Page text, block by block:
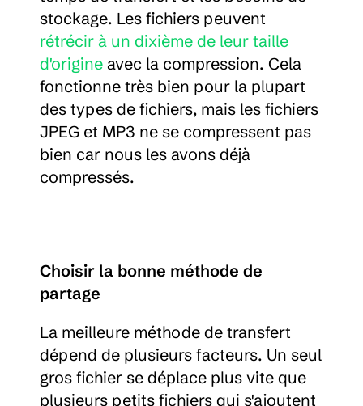
rétrécir à un dixième de leur taille
d'origine avec la compression. Cela
fonctionne très bien pour la plupart
des types de fichiers, mais les fichiers
JPEG et MP3 ne se compressent pas
bien car nous les avons déjà
compressés.
Choisir la bonne méthode de
partage
La meilleure méthode de transfert
dépend de plusieurs facteurs. Un seul
gros fichier se déplace plus vite que
plusieurs petits fichiers qui s'ajoutent